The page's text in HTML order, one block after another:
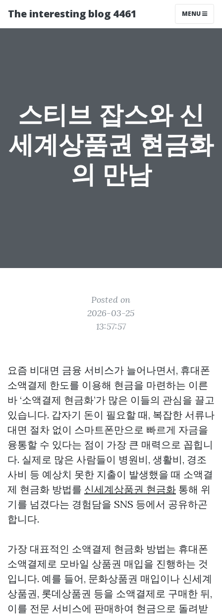
The interesting blog 4461 MENU
스티브 잡스와 신
세계상품권 현금화
의 만남
Posted on
2026-03-25
13:57:57
요즘 비대면 금융 서비스가 늘어나면서, 휴대폰
소액결제 한도를 이용해 현금을 마련하는 이른
바 ‘소액결제 현금화’가 많은 이들의 관심을 끌고
있습니다. 갑자기 돈이 필요할 때, 복잡한 서류나
대면 절차 없이 스마트폰만으로 빠르게 자금을
융통할 수 있다는 점이 가장 큰 매력으로 꼽힙니
다. 실제로 많은 사람들이 병원비, 생활비, 경조
사비 등 예상치 못한 지출이 발생했을 때 소액결
제 현금화 방법를 신세계상품권 현금화 통해 위
기를 넘겼다는 경험담을 SNS 등에서 공유하곤
합니다.
가장 대표적인 소액결제 현금화 방법는 휴대폰
소액결제로 모바일 상품권 매입을 진행하는 것
입니다. 예를 들어, 문화상품권 매입이나 신세계
상품권, 롯데상품권 등을 소액결제로 구매한 뒤,
이를 전문 서비스에 판매하여 현금으로 돌려받